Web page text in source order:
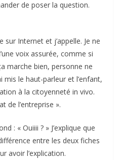
de poser la question.
sur Internet et j’appelle. Je ne
voix assurée, comme si
marche bien, personne ne
mis le haut-parleur et l’enfant,
à la citoyenneté in vivo.
de l’entreprise ».
: « Ouiiii ? » J’explique que
entre les deux fiches
avoir l’explication.